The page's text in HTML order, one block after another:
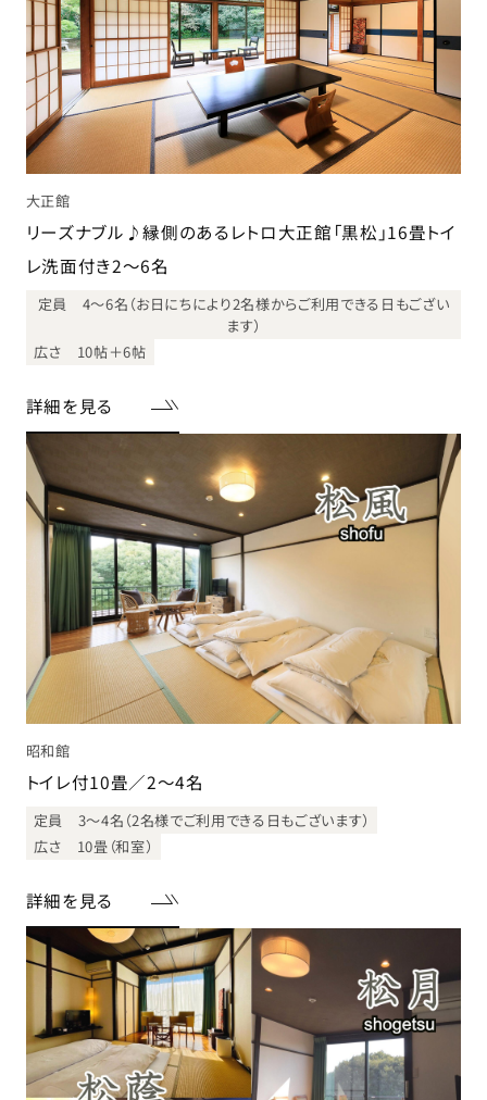
大正館
リーズナブル♪縁側のあるレトロ大正館「黒松」16畳トイ
レ洗面付き2～6名
定員 4～6名（お日にちにより2名様からご利用できる日もござい
ます）
広さ 10帖＋6帖
詳細を見る
昭和館
トイレ付10畳／2～4名
定員 3～4名（2名様でご利用できる日もございます）
広さ 10畳（和室）
詳細を見る